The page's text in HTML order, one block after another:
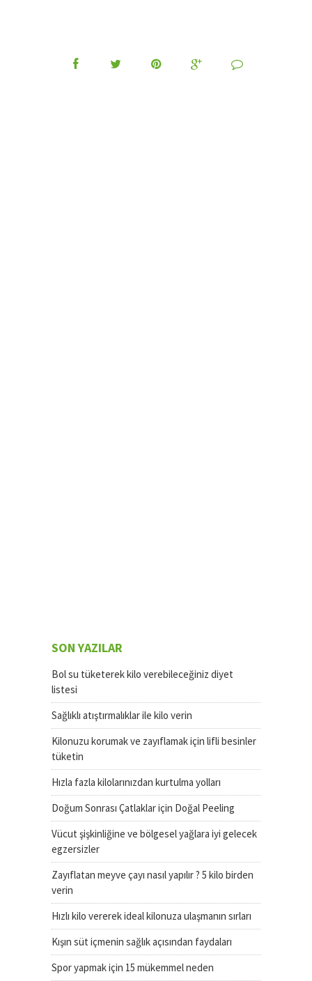
SON YAZILAR
Bol su tüketerek kilo verebileceğiniz diyet
listesi
Sağlıklı atıştırmalıklar ile kilo verin
Kilonuzu korumak ve zayıflamak için lifli besinler
tüketin
Hızla fazla kilolarınızdan kurtulma yolları
Doğum Sonrası Çatlaklar için Doğal Peeling
Vücut şişkinliğine ve bölgesel yağlara iyi gelecek
egzersizler
Zayıflatan meyve çayı nasıl yapılır ? 5 kilo birden
verin
Hızlı kilo vererek ideal kilonuza ulaşmanın sırları
Kışın süt içmenin sağlık açısından faydaları
Spor yapmak için 15 mükemmel neden